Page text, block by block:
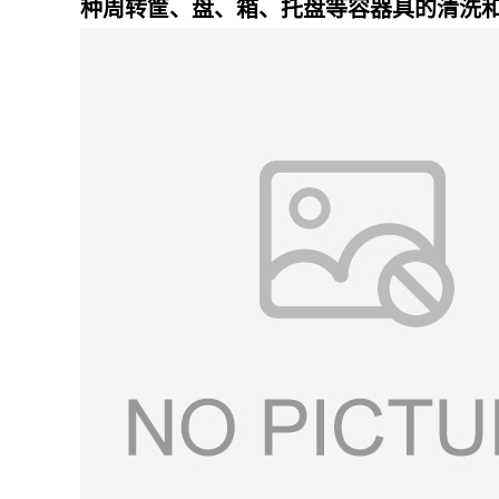
种周转筐、盘、箱、托盘等容器具的清洗